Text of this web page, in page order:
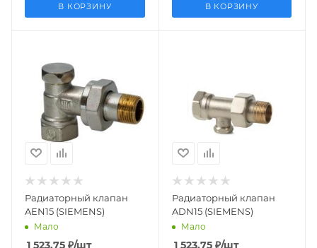
В КОРЗИНУ В КОРЗИНУ
BPZ:AEN15
Вес, кг
0.182
Страна
производства
Италия
Радиаторный клапан
AEN15 (SIEMENS)
Мало
1 523.75 ₽/шт
0.219
Страна
производства
Италия
Радиаторный клапан
ADN15 (SIEMENS)
Мало
1 523.75₽/шт